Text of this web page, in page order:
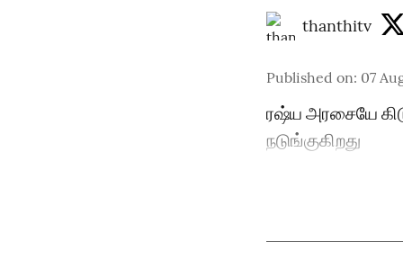
thanthitv
Published on: 07
ரஷ்ய அரசையே
நடுங்குகிறது